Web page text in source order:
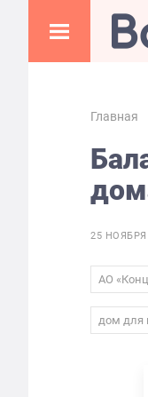
Главная
25
АО
дом для